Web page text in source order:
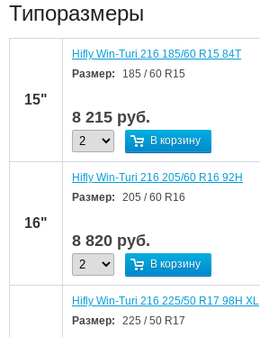
Типоразмеры
15"
Hifly Win-Turi 216 185/60 R15 84T
Размер:
185 / 60 R15
8 215 руб.
В корзину
16"
Hifly Win-Turi 216 205/60 R16 92H
Размер:
205 / 60 R16
8 820 руб.
В корзину
Hifly Win-Turi 216 225/50 R17 98H XL
Размер:
225 / 50 R17